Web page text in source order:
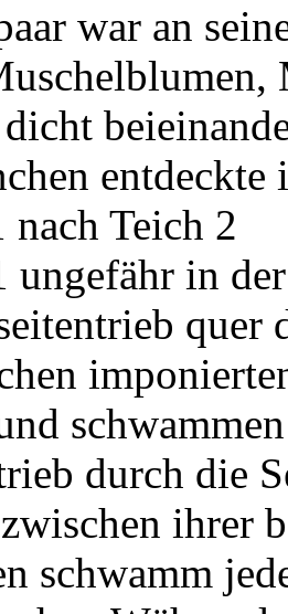
war an
entdeckte
Teich 2
ungefähr in
quer
durch die
ihrer
schwamm